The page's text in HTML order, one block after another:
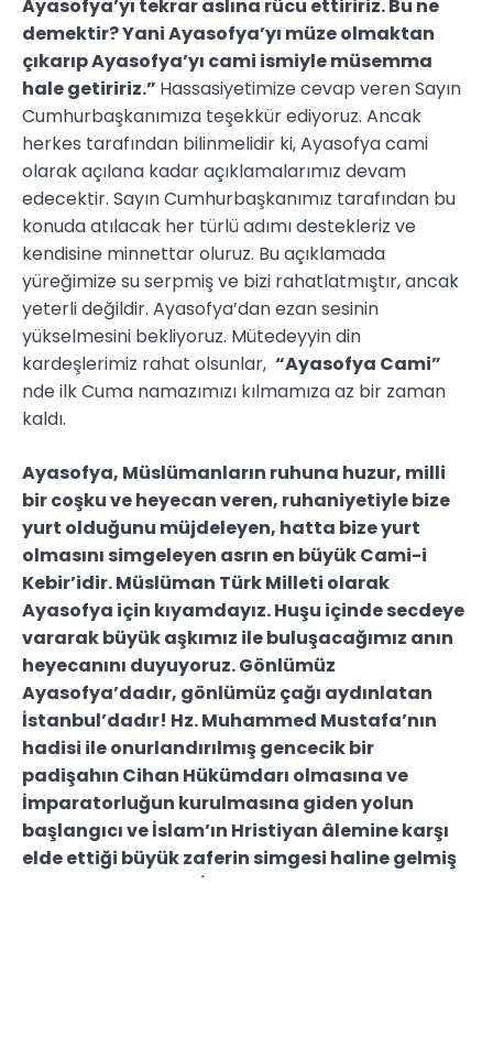
Ayasofya’yı tekrar aslına rücu ettiririz. Bu ne
demektir? Yani Ayasofya’yı müze olmaktan
çıkarıp Ayasofya’yı cami ismiyle müsemma
hale getiririz.” Hassasiyetimize cevap veren Sayın
Cumhurbaşkanımıza teşekkür ediyoruz. Ancak
herkes tarafından bilinmelidir ki, Ayasofya cami
olarak açılana kadar açıklamalarımız devam
edecektir. Sayın Cumhurbaşkanımız tarafından bu
konuda atılacak her türlü adımı destekleriz ve
kendisine minnettar oluruz. Bu açıklamada
yüreğimize su serpmiş ve bizi rahatlatmıştır, ancak
yeterli değildir. Ayasofya’dan ezan sesinin
yükselmesini bekliyoruz. Mütedeyyin din
kardeşlerimiz rahat olsunlar, “Ayasofya Cami”
nde ilk Cuma namazımızı kılmamıza az bir zaman
kaldı.
Ayasofya, Müslümanların ruhuna huzur, milli
bir coşku ve heyecan veren, ruhaniyetiyle bize
yurt olduğunu müjdeleyen, hatta bize yurt
olmasını simgeleyen asrın en büyük Cami-i
Kebir’idir. Müslüman Türk Milleti olarak
Ayasofya için kıyamdayız. Huşu içinde secdeye
vararak büyük aşkımız ile buluşacağımız anın
heyecanını duyuyoruz. Gönlümüz
Ayasofya’dadır, gönlümüz çağı aydınlatan
İstanbul’dadır! Hz. Muhammed Mustafa’nın
hadisi ile onurlandırılmış gencecik bir
padişahın Cihan Hükümdarı olmasına ve
İmparatorluğun kurulmasına giden yolun
başlangıcı ve İslam’ın Hristiyan âlemine karşı
elde ettiği büyük zaferin simgesi haline gelmiş
olan Ayasofya için İslam sancağını elimize